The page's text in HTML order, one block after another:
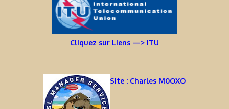
Cliquez sur Liens —> ITU
Site : Charles M0OXO